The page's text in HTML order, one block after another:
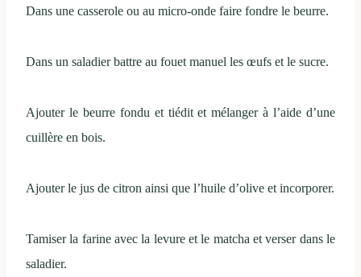
Dans une casserole ou au micro-onde faire fondre le beurre.
Dans un saladier battre au fouet manuel les œufs et le sucre.
Ajouter le beurre fondu et tiédit et mélanger à l’aide d’une
cuillère en bois.
Ajouter le jus de citron ainsi que l’huile d’olive et incorporer.
Tamiser la farine avec la levure et le matcha et verser dans le
saladier.